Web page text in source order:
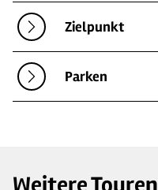
Zielpunkt
Parken